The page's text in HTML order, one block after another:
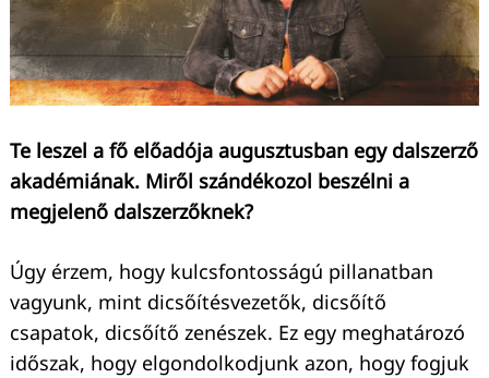
Te leszel a fő előadója augusztusban egy dalszerző
akadémiának. Miről szándékozol beszélni a
megjelenő dalszerzőknek?
Úgy érzem, hogy kulcsfontosságú pillanatban
vagyunk, mint dicsőítésvezetők, dicsőítő
csapatok, dicsőítő zenészek. Ez egy meghatározó
időszak, hogy elgondolkodjunk azon, hogy fogjuk